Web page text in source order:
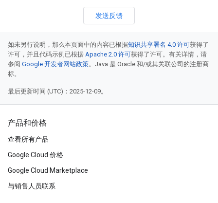
发送反馈
如未另行说明，那么本页面中的内容已根据知识共享署名 4.0 许可获得了
许可，并且代码示例已根据 Apache 2.0 许可获得了许可。有关详情，请
参阅 Google 开发者网站政策。Java 是 Oracle 和/或其关联公司的注册商
标。
最后更新时间 (UTC)：2025-12-09。
产品和价格
查看所有产品
Google Cloud 价格
Google Cloud Marketplace
与销售人员联系